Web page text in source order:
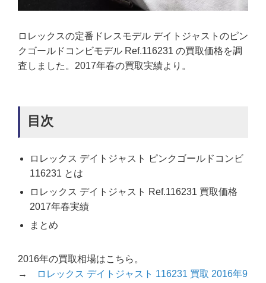
ロレックスの定番ドレスモデル デイトジャストのピン
クゴールドコンビモデル Ref.116231 の買取価格を調
査しました。2017年春の買取実績より。
目次
ロレックス デイトジャスト ピンクゴールドコンビ
116231 とは
ロレックス デイトジャスト Ref.116231 買取価格
2017年春実績
まとめ
2016年の買取相場はこちら。
→
ロレックス デイトジャスト 116231 買取 2016年9